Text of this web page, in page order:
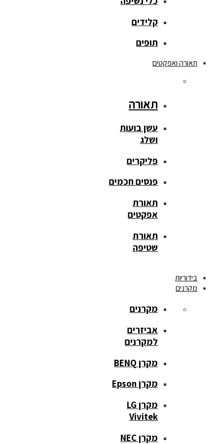
קלידים
תופים
תאורה ואפקטים
תאורה
עשן בועות
ושלג
פליקרים
פנסים חכמים
תאורת
אפקטים
תאורת
שטיפה
בידוריות
מקרנים
מקרנים
אביזרים
למקרנים
מקרן BENQ
מקרן Epson
מקרן LG
Vivitek
מקרן NEC